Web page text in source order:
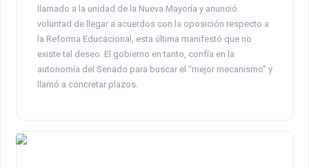
llamado a la unidad de la Nueva Mayoría y anunció
voluntad de llegar a acuerdos con la oposición respecto a
la Reforma Educacional, esta última manifestó que no
existe tal deseo. El gobierno en tanto, confía en la
autonomía del Senado para buscar el “mejor mecanismo” y
llamó a concretar plazos.